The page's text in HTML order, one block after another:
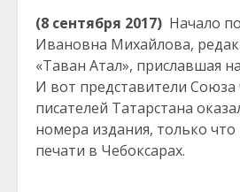
(8 сентября 2017) Начало
Ивановна Михайлова,
«Таван Атал», приславшая
И вот представители Союза
писателей Татарстана
номера издания, только
печати в Чебоксарах.